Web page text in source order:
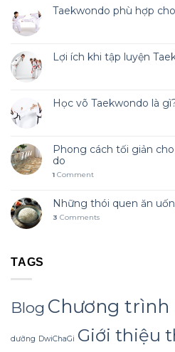
Taekwondo phù hợp
Lợi ích khi tập luyện
Học võ Taekwondo là
Phong cách tối giản
do
1 Comment
Những thói quen ăn
3 Comments
TAGS
Blog Chương trình
dưỡng DwiChaGi Giới thiệu